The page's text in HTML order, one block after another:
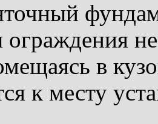
в
к месту